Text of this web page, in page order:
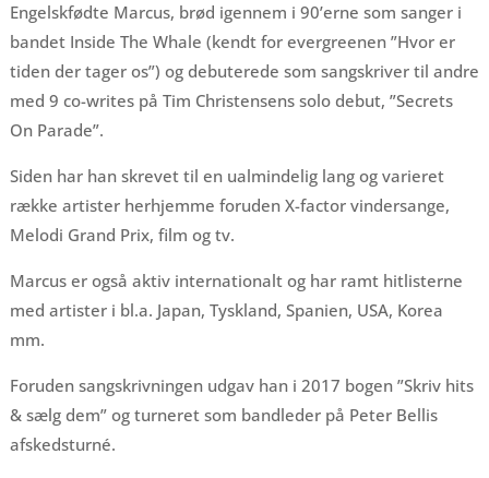
Engelskfødte Marcus, brød igennem i 90’erne som sanger i
bandet Inside The Whale (kendt for evergreenen ”Hvor er
tiden der tager os”) og debuterede som sangskriver til andre
med 9 co-writes på Tim Christensens solo debut, ”Secrets
On Parade”.
Siden har han skrevet til en ualmindelig lang og varieret
række artister herhjemme foruden X-factor vindersange,
Melodi Grand Prix, film og tv.
Marcus er også aktiv internationalt og har ramt hitlisterne
med artister i bl.a. Japan, Tyskland, Spanien, USA, Korea
mm.
Foruden sangskrivningen udgav han i 2017 bogen ”Skriv hits
& sælg dem” og turneret som bandleder på Peter Bellis
afskedsturné.